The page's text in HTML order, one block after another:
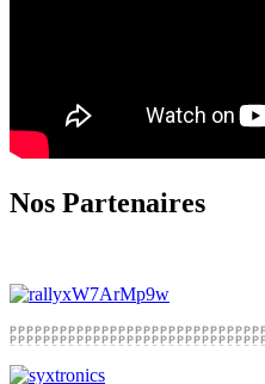
Nos Partenaires